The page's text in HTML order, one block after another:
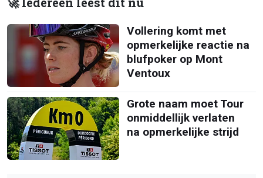
Vollering komt met
opmerkelijke reactie na
blufpoker op Mont
Ventoux
Grote naam moet Tour
onmiddellijk verlaten
na opmerkelijke strijd